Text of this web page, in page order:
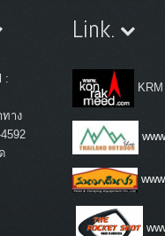
:
าง
Link.
KRM